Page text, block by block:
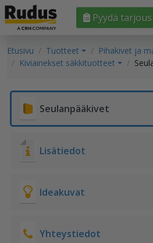
Pyydä tarjous
Etusivu Tuotteet
Pihakivet ja
Kiviainekset säkkituotteet
Seulanpääkivet
Lisätiedot
Ideakuvat
Yhteystiedot